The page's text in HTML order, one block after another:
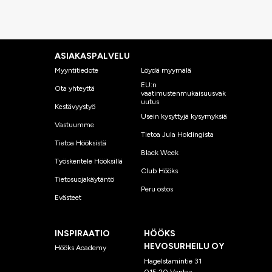
ASIAKASPALVELU
Myyntitiedote
Ota yhteyttä
Kestävyystyö
Vastuumme
Tietoa Hööksistä
Työskentele Hööksillä
Tietosuojakäytäntö
Evästeet
Löydä myymälä
EU:n
vaatimustenmukaisuusvak
uutus
Usein kysyttyjä kysymyksiä
Tietoa Jula Holdingista
Black Week
Club Hööks
Peru ostos
INSPIRAATIO
Hööks Academy
HÖÖKS
HEVOSURHEILU OY
Hagelstamintie 31